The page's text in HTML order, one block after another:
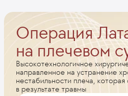
Операция
на плечевом
Высокотехнологичное
направленное на устранение
нестабильности плеча,
в результате травмы